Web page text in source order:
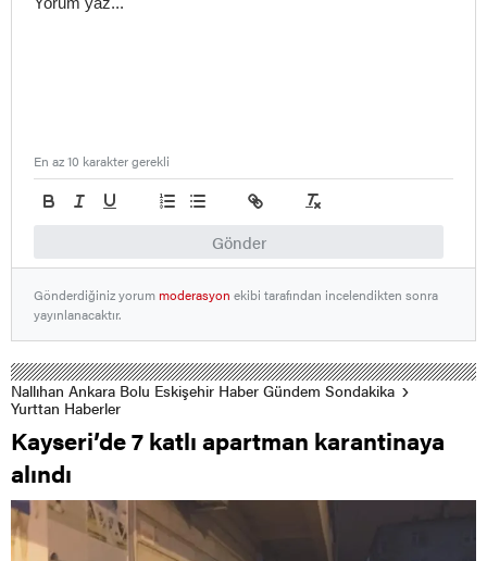
Gönder
En az 10 karakter gerekli
Gönderdiğiniz yorummoderasyon ekibi tarafından incelendikten sonra
yayınlanacaktır.
Nallıhan Ankara Bolu Eskişehir Haber Gündem Sondakika
Yurttan Haberler
Kayseri’de 7 katlı apartman karantinaya
alındı